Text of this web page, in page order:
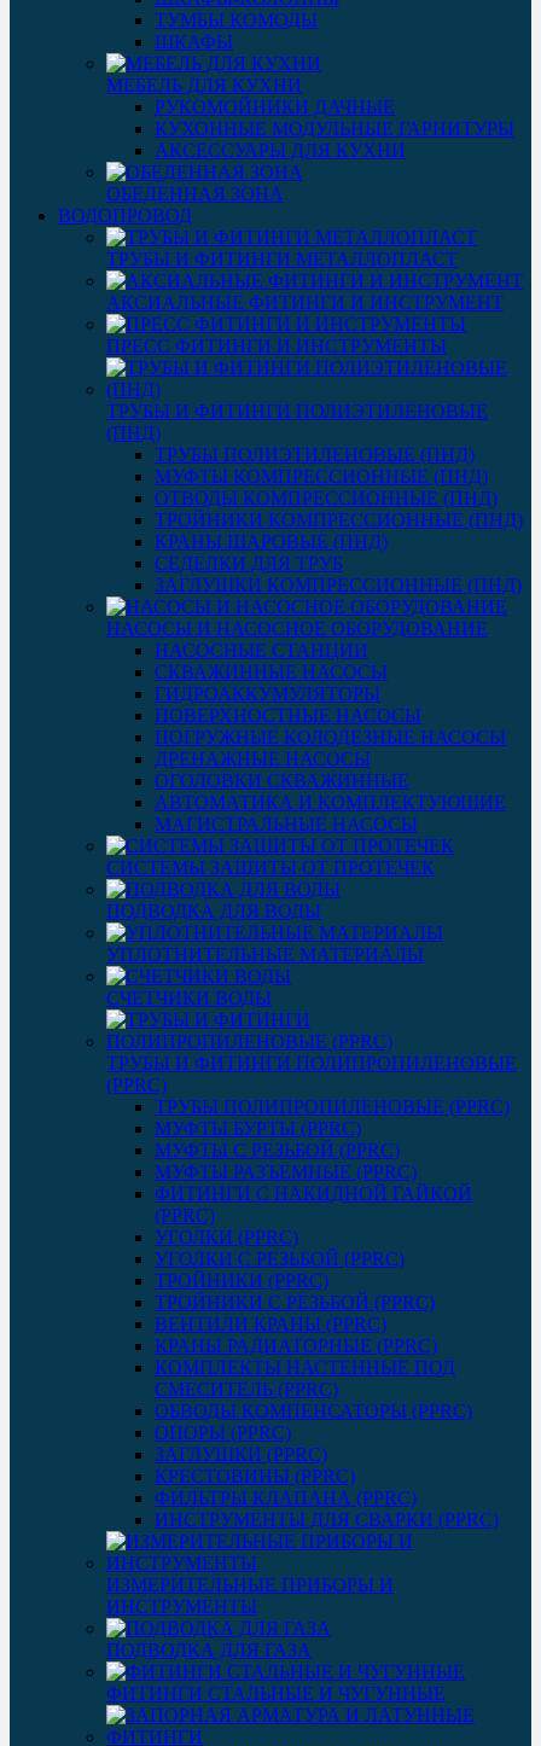
ТУМБЫ КОМОДЫ
ШКАФЫ
МЕБЕЛЬ ДЛЯ КУХНИ
РУКОМОЙНИКИ ДАЧНЫЕ
КУХОННЫЕ МОДУЛЬНЫЕ ГАРНИТУРЫ
АКСЕССУАРЫ ДЛЯ КУХНИ
ОБЕДЕННАЯ ЗОНА
ВОДОПРОВОД
ТРУБЫ И ФИТИНГИ МЕТАЛЛОПЛАСТ
АКСИАЛЬНЫЕ ФИТИНГИ И ИНСТРУМЕНТ
ПРЕСС ФИТИНГИ И ИНСТРУМЕНТЫ
ТРУБЫ И ФИТИНГИ ПОЛИЭТИЛЕНОВЫЕ
(ПНД)
ТРУБЫ ПОЛИЭТИЛЕНОВЫЕ (ПНД)
МУФТЫ КОМПРЕССИОННЫЕ (ПНД)
ОТВОДЫ КОМПРЕССИОННЫЕ (ПНД)
ТРОЙНИКИ КОМПРЕССИОННЫЕ (ПНД)
КРАНЫ ШАРОВЫЕ (ПНД)
СЕДЕЛКИ ДЛЯ ТРУБ
ЗАГЛУШКИ КОМПРЕССИОННЫЕ (ПНД)
НАСОСЫ И НАСОСНОЕ ОБОРУДОВАНИЕ
НАСОСНЫЕ СТАНЦИИ
СКВАЖИННЫЕ НАСОСЫ
ГИДРОАККУМУЛЯТОРЫ
ПОВЕРХНОСТНЫЕ НАСОСЫ
ПОГРУЖНЫЕ КОЛОДЕЗНЫЕ НАСОСЫ
ДРЕНАЖНЫЕ НАСОСЫ
ОГОЛОВКИ СКВАЖИННЫЕ
АВТОМАТИКА И КОМПЛЕКТУЮЩИЕ
МАГИСТРАЛЬНЫЕ НАСОСЫ
СИСТЕМЫ ЗАЩИТЫ ОТ ПРОТЕЧЕК
ПОДВОДКА ДЛЯ ВОДЫ
УПЛОТНИТЕЛЬНЫЕ МАТЕРИАЛЫ
СЧЕТЧИКИ ВОДЫ
ТРУБЫ И ФИТИНГИ ПОЛИПРОПИЛЕНОВЫЕ
(PPRC)
ТРУБЫ ПОЛИПРОПИЛЕНОВЫЕ (PPRC)
МУФТЫ БУРТЫ (PPRC)
МУФТЫ C РЕЗЬБОЙ (PPRC)
МУФТЫ РАЗЪЕМНЫЕ (PPRC)
ФИТИНГИ С НАКИДНОЙ ГАЙКОЙ
(PPRC)
УГОЛКИ (PPRC)
УГОЛКИ С РЕЗЬБОЙ (PPRC)
ТРОЙНИКИ (PPRC)
ТРОЙНИКИ С РЕЗЬБОЙ (PPRC)
ВЕНТИЛИ КРАНЫ (PPRC)
КРАНЫ РАДИАТОРНЫЕ (PPRC)
КОМПЛЕКТЫ НАСТЕННЫЕ ПОД
СМЕСИТЕЛЬ (PPRC)
ОБВОДЫ КОМПЕНСАТОРЫ (PPRC)
ОПОРЫ (PPRC)
ЗАГЛУШКИ (PPRC)
КРЕСТОВИНЫ (PPRC)
ФИЛЬТРЫ КЛАПАНА (PPRC)
ИНСТРУМЕНТЫ ДЛЯ СВАРКИ (PPRC)
ИЗМЕРИТЕЛЬНЫЕ ПРИБОРЫ И
ИНСТРУМЕНТЫ
ПОДВОДКА ДЛЯ ГАЗА
ФИТИНГИ СТАЛЬНЫЕ И ЧУГУННЫЕ